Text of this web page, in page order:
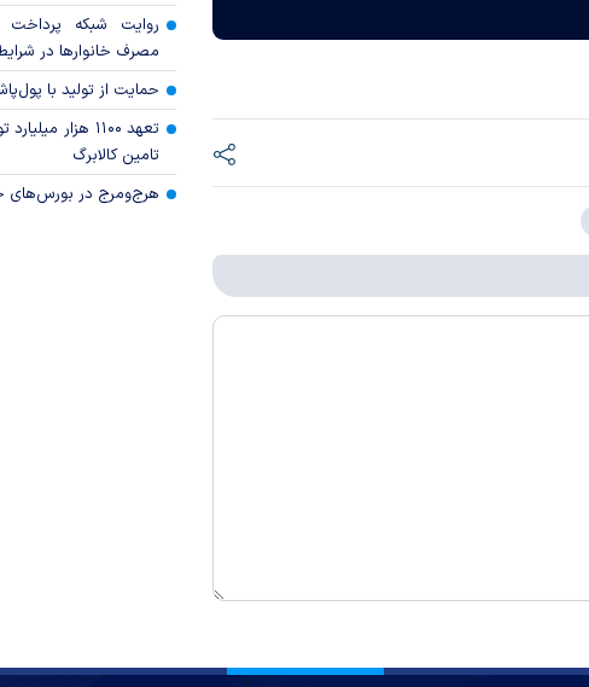
روایت شبکه پرداخت
مصرف خانوار‌ها در
حمایت از تولید با
تعهد ۱۱۰۰ هزار
تامین کالابرگ
هرج‌ومرج در بورس‌های